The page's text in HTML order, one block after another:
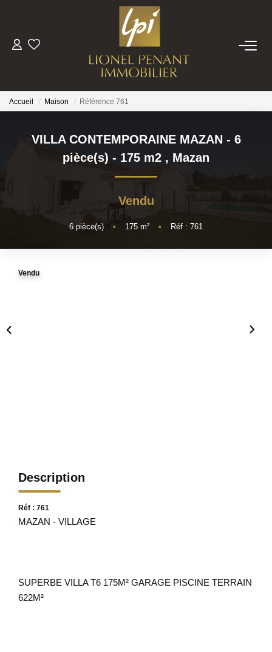
VENTES
PRESTIGE
BIENS VENDUS
NOTRE EQUIPE
Accueil Maison Référence 761
VILLA CONTEMPORAINE MAZAN - 6
pièce(s) - 175 m2 , Mazan
Vendu
6 pièce(s) • 175 m² • Réf : 761
Vendu
Description
Réf : 761
MAZAN - VILLAGE
SUPERBE VILLA T6 175M² GARAGE PISCINE TERRAIN
622M²